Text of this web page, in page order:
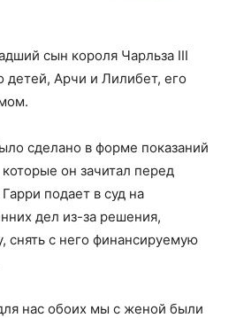
сын короля Чарльза III
детей, Арчи и Лилибет, его
сделано в форме показаний
он зачитал перед
подает в суд на
дел из-за решения,
снять с него финансируемую
нас обоих мы с женой были